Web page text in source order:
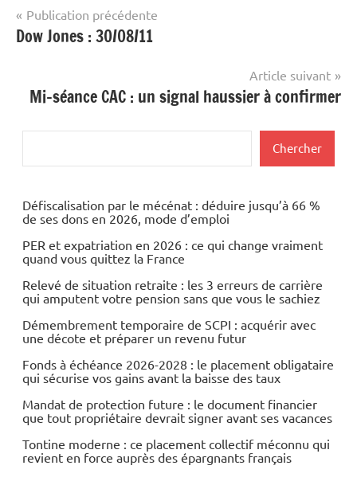
Navigation
de
Publication précédente
Dow Jones : 30/08/11
Article suivant
Mi-séance CAC : un signal haussier à confirmer
Chercher
Défiscalisation par le mécénat : déduire jusqu’à 66 %
de ses dons en 2026, mode d’emploi
PER et expatriation en 2026 : ce qui change vraiment
quand vous quittez la France
Relevé de situation retraite : les 3 erreurs de carrière
qui amputent votre pension sans que vous le sachiez
Démembrement temporaire de SCPI : acquérir avec
une décote et préparer un revenu futur
Fonds à échéance 2026-2028 : le placement obligataire
qui sécurise vos gains avant la baisse des taux
Mandat de protection future : le document financier
que tout propriétaire devrait signer avant ses vacances
Tontine moderne : ce placement collectif méconnu qui
revient en force auprès des épargnants français